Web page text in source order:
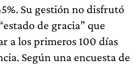
Su gestión no disfrutó
de gracia” que
a los primeros 100 días
Según una encuesta de